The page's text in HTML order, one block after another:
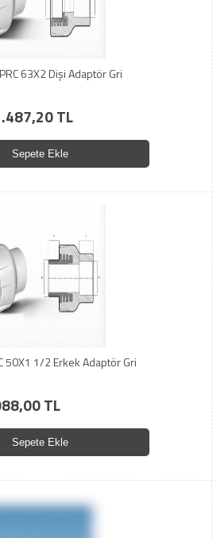
63X2 Dişi Adaptör Gri
TL
Sepete Ekle
50X1 1/2 Erkek Adaptör Gri
TL
Sepete Ekle